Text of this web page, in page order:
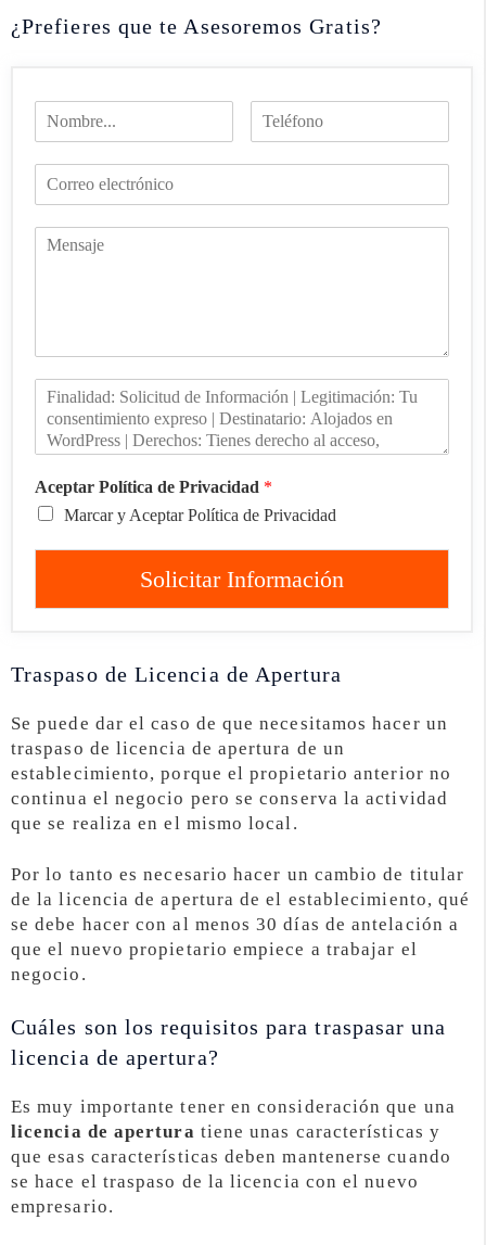
¿Prefieres que te Asesoremos Gratis?
Aceptar Política de Privacidad *
Marcar y Aceptar Política de Privacidad
Solicitar Información
Traspaso de Licencia de Apertura
Se puede dar el caso de que necesitamos hacer un
traspaso de licencia de apertura de un
establecimiento, porque el propietario anterior no
continua el negocio pero se conserva la actividad
que se realiza en el mismo local.
Por lo tanto es necesario hacer un cambio de titular
de la licencia de apertura de el establecimiento, qué
se debe hacer con al menos 30 días de antelación a
que el nuevo propietario empiece a trabajar el
negocio.
Cuáles son los requisitos para traspasar una
licencia de apertura?
Es muy importante tener en consideración que una
licencia de apertura tiene unas características y
que esas características deben mantenerse cuando
se hace el traspaso de la licencia con el nuevo
empresario.